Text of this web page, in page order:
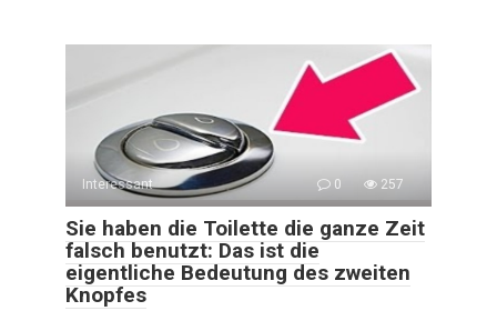
Interessant 0 257
Sie haben die Toilette die ganze Zeit
falsch benutzt: Das ist die
eigentliche Bedeutung des zweiten
Knopfes